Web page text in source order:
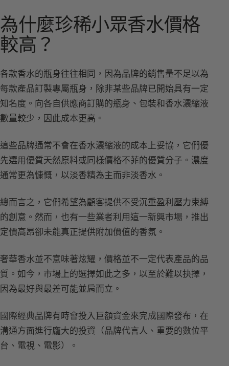
為什麼珍稀小眾香水價格
較高？
各款香水的瓶身往往相同，因為品牌的銷售量不足以為
每款產品訂製專屬瓶身，除非某些品牌已開始具有一定
知名度。向各自供應商訂購的瓶身、包裝和香水濃縮液
數量較少，因此成本更高。
這些品牌通常不會在香水濃縮液的成本上妥協，它們優
先選用優質天然原料或同樣價格不菲的優質分子。濃度
通常更為慷慨，以淡香精為主而非淡香水。
總而言之，它們希望為顧客提供不受沉重盈利壓力束縛
的創意。然而，也有一些業者利用這一新興市場，推出
定價高昂卻未能真正提供附加價值的香氛。
奢華香水並不意味著炫耀，價格並不一定代表產品的品
質。如今，市場上的選擇如此之多，以至於難以抉擇，
因為最好與最差可能並肩而立。
國際經典品牌有時會投入巨額資金來完成國際發布，在
溝通方面進行龐大的投資（品牌代言人、重要的數位平
台、電視、電影）。